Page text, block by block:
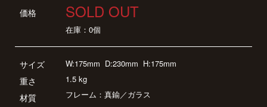
価格 SOLD OUT
在庫：0個
サイズ
重さ
材質
W:175mm D:230mm H:175mm
1.5 kg
フレーム：真鍮／ガラス